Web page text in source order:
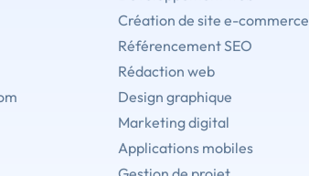
Création de site e-commerce
Référencement SEO
Rédaction web
Design graphique
Marketing digital
Applications mobiles